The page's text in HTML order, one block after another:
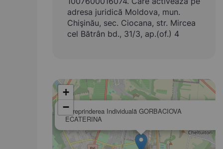
adresa juridică Moldova, mun.
Chişinău, sec. Ciocana, str. Mircea
cel Bătrân bd., 31/3, ap.(of.) 4
Întreprinderea Individuală GORBACIOVA
ECATERINA
+
−